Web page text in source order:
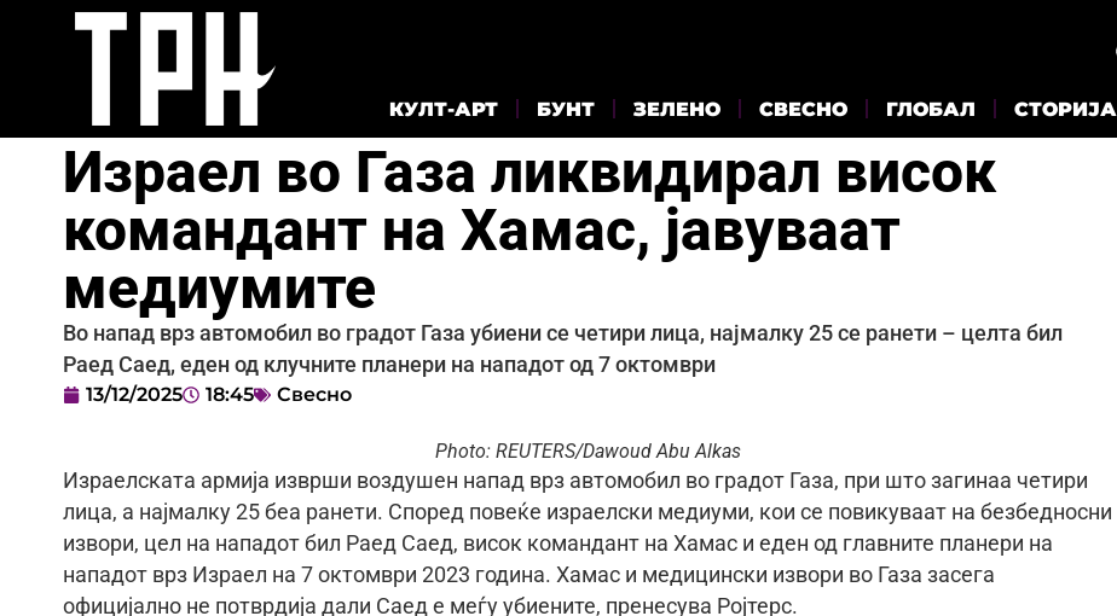
КУЛТ-АРТ БУНТ ЗЕЛЕНО СВЕСНО ГЛОБАЛ СТОРИЈА
Израел во Газа ликвидирал висок
командант на Хамас, јавуваат
медиумите
Во напад врз автомобил во градот Газа убиени се четири лица, најмалку 25 се ранети – целта бил
Раед Саед, еден од клучните планери на нападот од 7 октомври
13/12/2025 18:45 Свесно
Photo: REUTERS/Dawoud Abu Alkas
Израелската армија изврши воздушен напад врз автомобил во градот Газа, при што загинаа четири
лица, а најмалку 25 беа ранети. Според повеќе израелски медиуми, кои се повикуваат на безбедносни
извори, цел на нападот бил Раед Саед, висок командант на Хамас и еден од главните планери на
нападот врз Израел на 7 октомври 2023 година. Хамас и медицински извори во Газа засега
официјално не потврдија дали Саед е меѓу убиените, пренесува Ројтерс.